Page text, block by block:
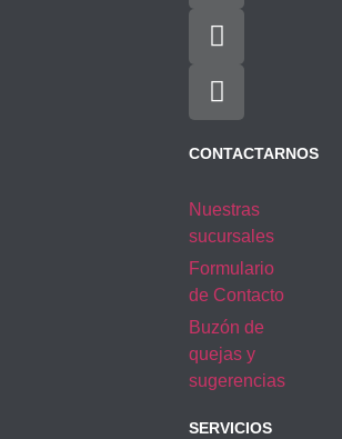
CONTACTARNOS
Nuestras
sucursales
Formulario
de Contacto
Buzón de
quejas y
sugerencias
SERVICIOS